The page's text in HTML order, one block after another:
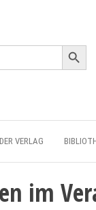
Search Button
DER VERLAG
im